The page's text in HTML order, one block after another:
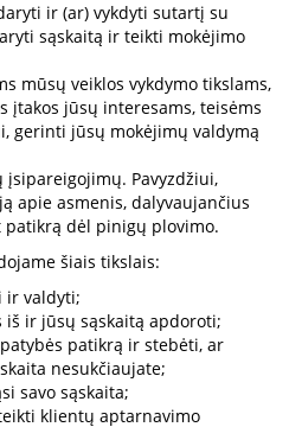
ir (ar) vykdyti sutartį su
sąskaitą ir teikti mokėjimo
mūsų veiklos vykdymo tikslams,
įtakos jūsų interesams, teisėms
gerinti jūsų mokėjimų valdymą
Pavyzdžiui,
apie asmenis, dalyvaujančius
dėl pinigų plovimo.
šiais tikslais:
ir valdyti;
iš ir jūsų sąskaitą apdoroti;
patikrą ir stebėti, ar
nesukčiaujate;
savo sąskaita;
klientų aptarnavimo